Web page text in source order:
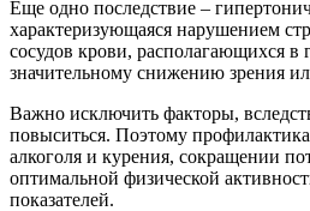
Еще одно последствие –
характеризующаяся нарушением
сосудов крови, располагающихся в
значительному снижению зрения
Важно исключить факторы,
повыситься. Поэтому профилактика
алкоголя и курения, сокращении
оптимальной физической
показателей.